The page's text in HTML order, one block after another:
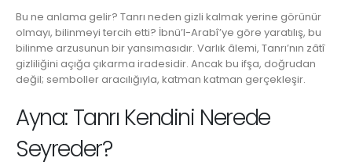
Bu ne anlama gelir? Tanrı neden gizli kalmak yerine görünür
olmayı, bilinmeyi tercih etti? İbnü’l-Arabî’ye göre yaratılış, bu
bilinme arzusunun bir yansımasıdır. Varlık âlemi, Tanrı’nın zâtî
gizliliğini açığa çıkarma iradesidir. Ancak bu ifşa, doğrudan
değil; semboller aracılığıyla, katman katman gerçekleşir.
Ayna: Tanrı Kendini Nerede
Seyreder?